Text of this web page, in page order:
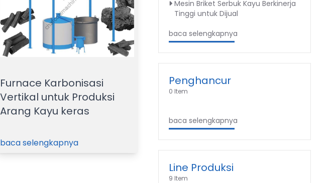
Furnace Karbonisasi
Vertikal untuk Produksi
Arang Kayu keras
baca selengkapnya
Mesin Briket Serbuk Kayu Berkinerja
Tinggi untuk Dijual
baca selengkapnya
Penghancur
0 Item
baca selengkapnya
Line Produksi
9 Item